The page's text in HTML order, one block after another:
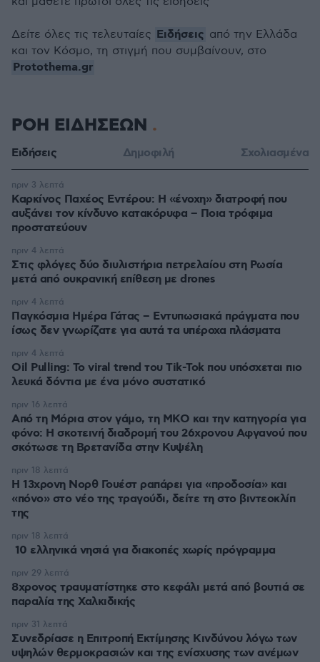
Δείτε όλες τις τελευταίες Ειδήσεις από την Ελλάδα
και τον Κόσμο, τη στιγμή που συμβαίνουν, στο
Protothema.gr
ΡΟΗ ΕΙΔΗΣΕΩΝ
Ειδήσεις Δημοφιλή Σχολιασμένα
Καρκίνος Παχέος Εντέρου: Η «ένοχη» διατροφή που
αυξάνει τον κίνδυνο κατακόρυφα – Ποια τρόφιμα
προστατεύουν
πριν 3 λεπτά
Στις φλόγες δύο διυλιστήρια πετρελαίου στη Ρωσία
μετά από ουκρανική επίθεση με drones
πριν 4 λεπτά
Παγκόσμια Ημέρα Γάτας – Εντυπωσιακά πράγματα που
ίσως δεν γνωρίζατε για αυτά τα υπέροχα πλάσματα
πριν 4 λεπτά
Oil Pulling: To viral trend του Tik-Tok που υπόσχεται πιο
λευκά δόντια με ένα μόνο συστατικό
πριν 4 λεπτά
Από τη Μόρια στον γάμο, τη ΜΚΟ και την κατηγορία για
φόνο: Η σκοτεινή διαδρομή του 26χρονου Αφγανού που
σκότωσε τη Βρετανίδα στην Κυψέλη
πριν 16 λεπτά
Η 13χρονη Νορθ Γουέστ ραπάρει για «προδοσία» και
«πόνο» στο νέο της τραγούδι, δείτε τη στο βιντεοκλίπ
της
πριν 18 λεπτά
10 ελληνικά νησιά για διακοπές χωρίς πρόγραμμα
πριν 18 λεπτά
8χρονος τραυματίστηκε στο κεφάλι μετά από βουτιά σε
παραλία της Χαλκιδικής
πριν 29 λεπτά
Συνεδρίασε η Επιτροπή Εκτίμησης Κινδύνου λόγω των
υψηλών θερμοκρασιών και της ενίσχυσης των ανέμων
πριν 31 λεπτά